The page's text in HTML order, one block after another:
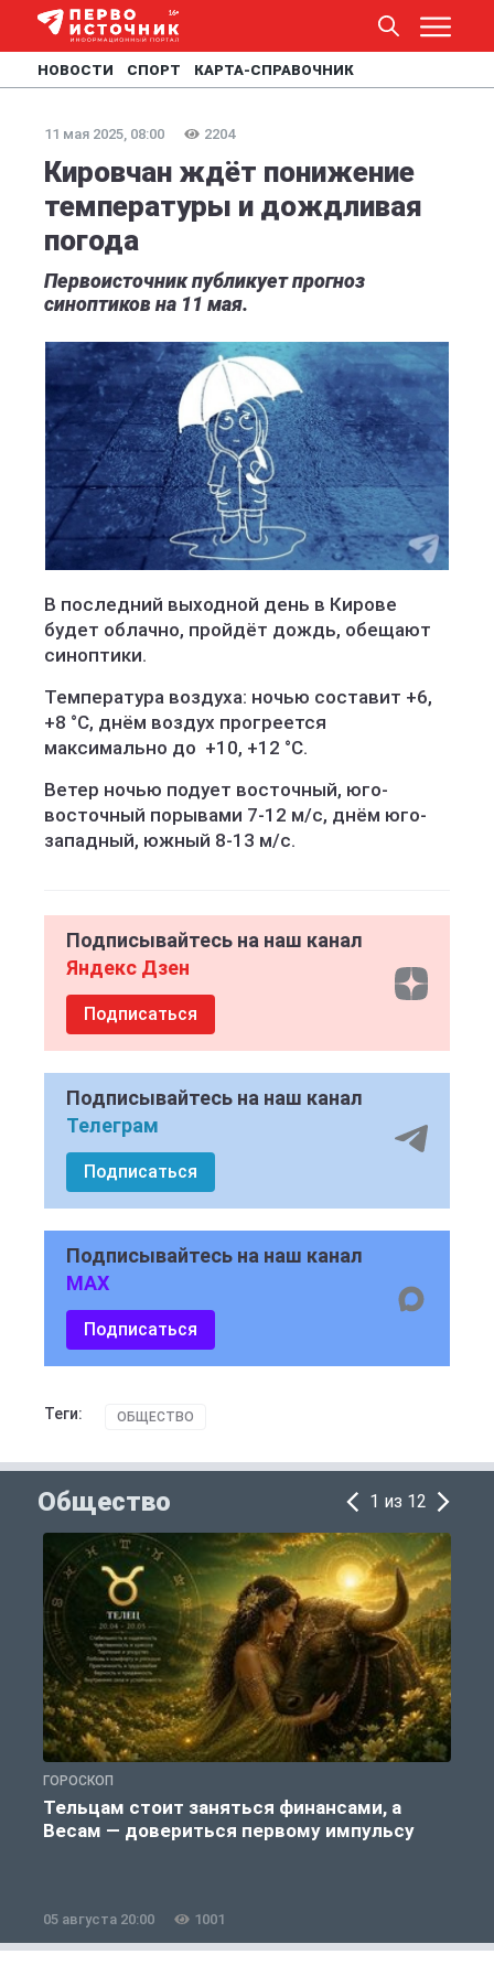
НОВОСТИ СПОРТ КАРТА-СПРАВОЧНИК
11 мая 2025, 08:00 2204
Кировчан ждёт понижение
температуры и дождливая
погода
Первоисточник публикует прогноз
синоптиков на 11 мая.
В последний выходной день в Кирове
будет облачно, пройдёт дождь, обещают
синоптики.
Температура воздуха: ночью составит +6,
+8 °C, днём воздух прогреется
максимально до +10, +12 °C.
Ветер ночью подует восточный, юго-
восточный порывами 7-12 м/с, днём юго-
западный, южный 8-13 м/с.
Подписывайтесь на наш канал
Яндекс Дзен
Подписаться
Подписывайтесь на наш канал
Телеграм
Подписаться
Подписывайтесь на наш канал
MAX
Подписаться
Теги: ОБЩЕСТВО
Общество 1 из 12
ГОРОСКОП
Тельцам стоит заняться финансами, а
Весам — довериться первому импульсу
05 августа 20:00 1001